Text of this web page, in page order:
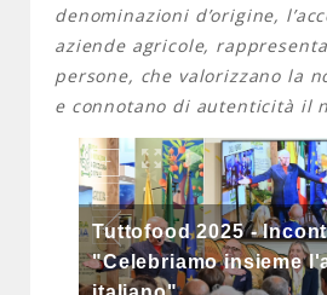
denominazioni d’origine,
aziende agricole,
persone, che valorizzano la
e connotano di autenticità il
Tuttofood 2025 -
"Celebriamo insieme